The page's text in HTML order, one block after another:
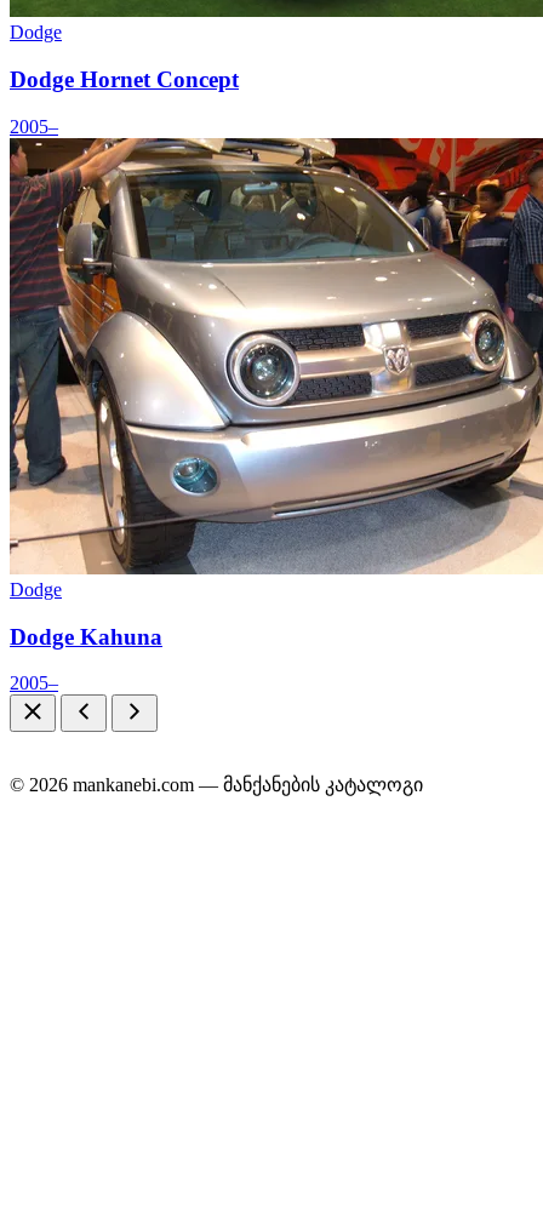
Dodge
Dodge Hornet Concept
2005–
Dodge
Dodge Kahuna
2005–
© 2026 mankanebi.com — მანქანების კატალოგი